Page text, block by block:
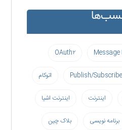
Message OAuth۲
Publish/Subscribe اتوکام
اینترنت اینترنت اشیا
برنامه نویسی بلاک چین